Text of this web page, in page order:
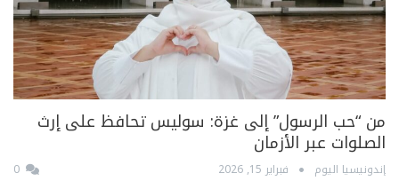
من “حب الرسول” إلى غزة: سوليس تحافظ على إرث
الصلوات عبر الأزمان
إندونيسيا اليوم فبراير 15, 2026